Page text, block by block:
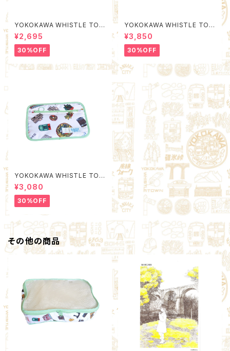
YOKOKAWA WHISTLE TOW
N Packing Organizer S (Qu
ality Control by EACHTIME.
¥2,695
30%OFF
YOKOKAWA WHISTLE TOW
N Poach L (Quality Control
by EACHTIME. )
¥3,850
30%OFF
YOKOKAWA WHISTLE TOW
N Poach M (Quality Control
by EACHTIME. )
¥3,080
30%OFF
その他の商品